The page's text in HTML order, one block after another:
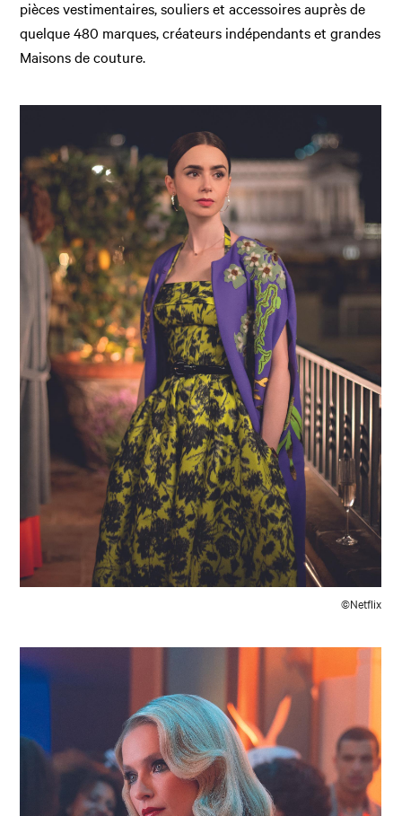
pièces vestimentaires, souliers et accessoires auprès de
quelque 480 marques, créateurs indépendants et grandes
Maisons de couture.
©Netflix